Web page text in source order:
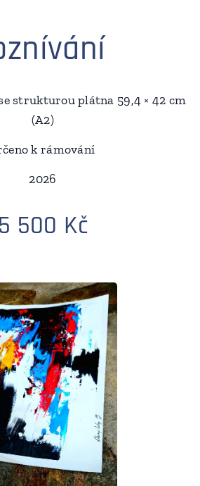
strukturou plátna 59,4 × 42 cm
(A2)
k rámování
2026
5 500 Kč